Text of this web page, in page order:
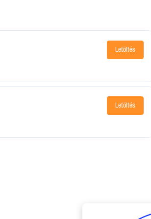
Letöltés
Letöltés